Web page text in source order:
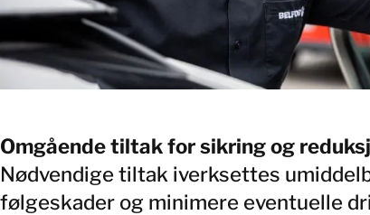
Omgående tiltak for sikring og
Nødvendige tiltak iverksettes
følgeskader og minimere eventuelle